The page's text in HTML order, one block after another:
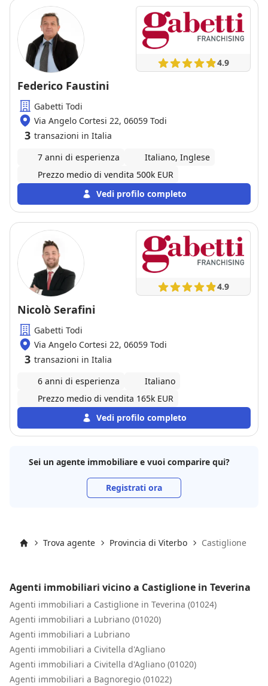
4.9
Federico Faustini
Gabetti Todi
Via Angelo Cortesi 22, 06059 Todi
3 transazioni in Italia
7 anni di esperienza
Italiano, Inglese
Prezzo medio di vendita 500k EUR
Vedi profilo completo
4.9
Nicolò Serafini
Gabetti Todi
Via Angelo Cortesi 22, 06059 Todi
3 transazioni in Italia
6 anni di esperienza
Italiano
Prezzo medio di vendita 165k EUR
Vedi profilo completo
Sei un agente immobiliare e vuoi comparire qui?
Registrati ora
Trova agente Provincia di Viterbo Castiglione in
Agenti immobiliari vicino a Castiglione in Teverina
Agenti immobiliari a Castiglione in Teverina (01024)
Agenti immobiliari a Lubriano (01020)
Agenti immobiliari a Lubriano
Agenti immobiliari a Civitella d'Agliano
Agenti immobiliari a Civitella d'Agliano (01020)
Agenti immobiliari a Bagnoregio (01022)